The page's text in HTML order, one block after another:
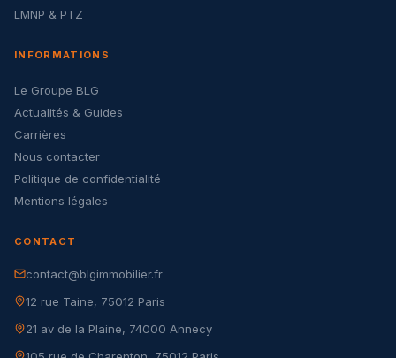
LMNP & PTZ
INFORMATIONS
Le Groupe BLG
Actualités & Guides
Carrières
Nous contacter
Politique de confidentialité
Mentions légales
CONTACT
contact@blgimmobilier.fr
12 rue Taine, 75012 Paris
21 av de la Plaine, 74000 Annecy